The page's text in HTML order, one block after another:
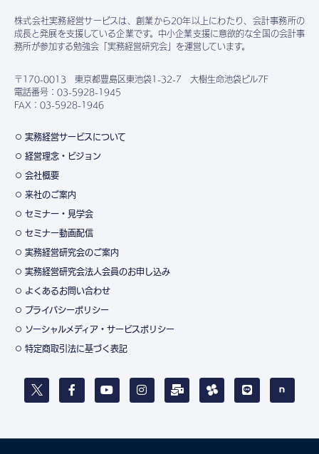
株式会社実務経営サービスは、創業から20年以上にわたり、会計事務所の
成長と発展を支援している企業です。中小企業支援に意欲的な全国の会計事
務所が参加する勉強会「実務経営研究会」を運営しています。
〒170-0013 東京都豊島区東池袋1-32-7 大樹生命池袋ビル7F
電話番号：03-5928-1945
FAX：03-5928-1946
実務経営サービスについて
経営理念・ビジョン
会社概要
来社のご案内
セミナー・見学会
セミナー動画配信
実務経営研究会のご案内
実務経営研究会法人会員のお申し込み
よくあるお問い合わせ
プライバシーポリシー
ソーシャルメディア・サービスポリシー
特定商取引法に基づく表記